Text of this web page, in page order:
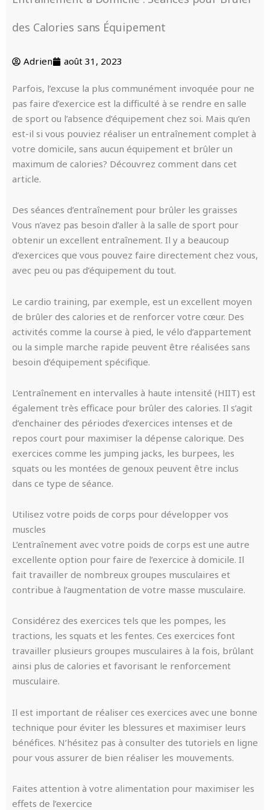
des Calories sans Équipement
Adrien août 31, 2023
Parfois, l’excuse la plus communément invoquée pour ne
pas faire d’exercice est la difficulté à se rendre en salle
de sport ou l’absence d’équipement chez soi. Mais qu’en
est-il si vous pouviez réaliser un entraînement complet à
votre domicile, sans aucun équipement et brûler un
maximum de calories? Découvrez comment dans cet
article.
Des séances d’entraînement pour brûler les graisses
Vous n’avez pas besoin d’aller à la salle de sport pour
obtenir un excellent entraînement. Il y a beaucoup
d’exercices que vous pouvez faire directement chez vous,
avec peu ou pas d’équipement du tout.
Le cardio training, par exemple, est un excellent moyen
de brûler des calories et de renforcer votre cœur. Des
activités comme la course à pied, le vélo d’appartement
ou la simple marche rapide peuvent être réalisées sans
besoin d’équipement spécifique.
L’entraînement en intervalles à haute intensité (HIIT) est
également très efficace pour brûler des calories. Il s’agit
d’enchainer des périodes d’exercices intenses et de
repos court pour maximiser la dépense calorique. Des
exercices comme les jumping jacks, les burpees, les
squats ou les montées de genoux peuvent être inclus
dans ce type de séance.
Utilisez votre poids de corps pour développer vos
muscles
L’entraînement avec votre poids de corps est une autre
excellente option pour faire de l’exercice à domicile. Il
fait travailler de nombreux groupes musculaires et
contribue à l’augmentation de votre masse musculaire.
Considérez des exercices tels que les pompes, les
tractions, les squats et les fentes. Ces exercices font
travailler plusieurs groupes musculaires à la fois, brûlant
ainsi plus de calories et favorisant le renforcement
musculaire.
Il est important de réaliser ces exercices avec une bonne
technique pour éviter les blessures et maximiser leurs
bénéfices. N’hésitez pas à consulter des tutoriels en ligne
pour vous assurer de bien réaliser les mouvements.
Faites attention à votre alimentation pour maximiser les
effets de l’exercice